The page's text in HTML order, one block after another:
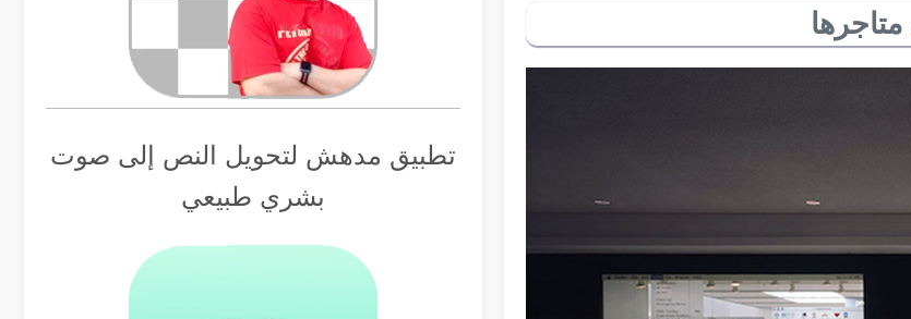
تطبيق مدهش لتحويل النص إلى صوت
بشري طبيعي